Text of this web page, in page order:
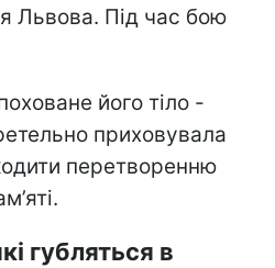
Львова. Під час бою
його тіло -
приховувала
перетворенню
губляться в